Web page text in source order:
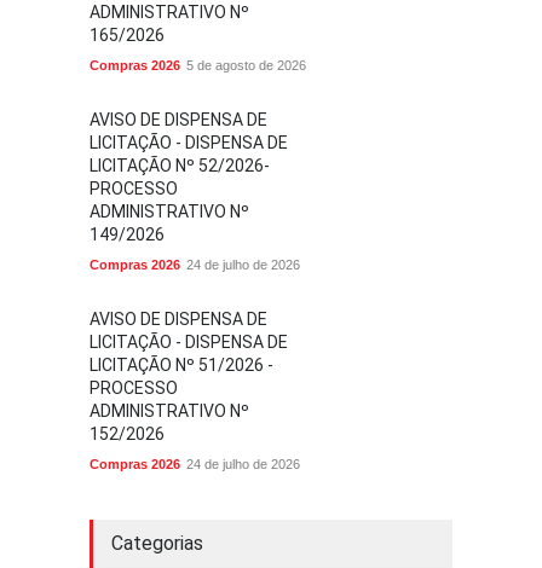
ADMINISTRATIVO Nº
165/2026
Compras 2026 5 de agosto de 2026
AVISO DE DISPENSA DE
LICITAÇÃO - DISPENSA DE
LICITAÇÃO Nº 52/2026-
PROCESSO
ADMINISTRATIVO Nº
149/2026
Compras 2026 24 de julho de 2026
AVISO DE DISPENSA DE
LICITAÇÃO - DISPENSA DE
LICITAÇÃO Nº 51/2026 -
PROCESSO
ADMINISTRATIVO Nº
152/2026
Compras 2026 24 de julho de 2026
Categorias